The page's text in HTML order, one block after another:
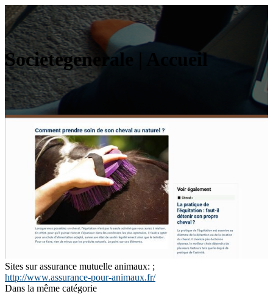
Societegenerale | Accueil
Sites sur assurance mutuelle animaux: ;
http://www.assurance-pour-animaux.fr/
Dans la même catégorie